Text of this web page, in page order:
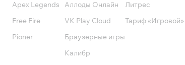
Apex Legends
Free Fire
Pioner
Аллоды Онлайн
VK Play Cloud
Браузерные игры
Калибр
Литрес
Тариф «Игровой»